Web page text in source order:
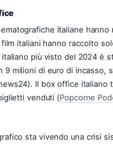
italiane
italiani hanno raccolto
più visto del 2024 è
9 milioni di euro di incasso,
Il box office
venduti (Popcorne
sta vivendo una crisi